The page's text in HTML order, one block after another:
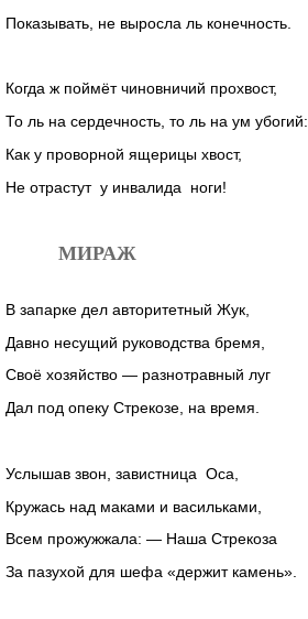
Показывать, не выросла ль конечность.
Когда ж поймёт чиновничий прохвост,
То ль на сердечность, то ль на ум убогий:
Как у проворной ящерицы хвост,
Не отрастут у инвалида ноги!
МИРАЖ
В запарке дел авторитетный Жук,
Давно несущий руководства бремя,
Своё хозяйство — разнотравный луг
Дал под опеку Стрекозе, на время.
Услышав звон, завистница Оса,
Кружась над маками и васильками,
Всем прожужжала: — Наша Стрекоза
За пазухой для шефа «держит камень».